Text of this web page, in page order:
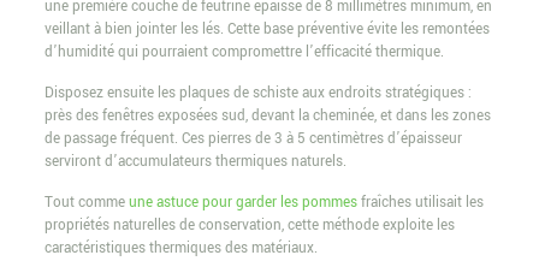
une première couche de feutrine épaisse de 8 millimètres minimum, en
veillant à bien jointer les lés. Cette base préventive évite les remontées
d’humidité qui pourraient compromettre l’efficacité thermique.
Disposez ensuite les plaques de schiste aux endroits stratégiques :
près des fenêtres exposées sud, devant la cheminée, et dans les zones
de passage fréquent. Ces pierres de 3 à 5 centimètres d’épaisseur
serviront d’accumulateurs thermiques naturels.
Tout commeune astuce pour garder les pommesfraîches utilisait les
propriétés naturelles de conservation, cette méthode exploite les
caractéristiques thermiques des matériaux.